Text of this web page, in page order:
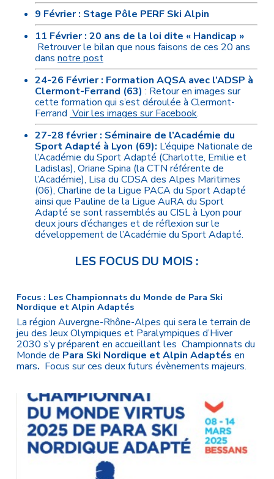
9 Février : Stage Pôle PERF Ski Alpin
11 Février : 20 ans de la loi dite « Handicap »
Retrouver le bilan que nous faisons de ces 20 ans
dans notre post
24-26 Février : Formation AQSA avec l’ADSP à
Clermont-Ferrand (63) : Retour en images sur
cette formation qui s’est déroulée à Clermont-
Ferrand Voir les images sur Facebook.
27-28 février : Séminaire de l’Académie du
Sport Adapté à Lyon (69): L’équipe Nationale de
l’Académie du Sport Adapté (Charlotte, Emilie et
Ladislas), Oriane Spina (la CTN référente de
l’Académie), Lisa du CDSA des Alpes Maritimes
(06), Charline de la Ligue PACA du Sport Adapté
ainsi que Pauline de la Ligue AuRA du Sport
Adapté se sont rassemblés au CISL à Lyon pour
deux jours d’échanges et de réflexion sur le
développement de l’Académie du Sport Adapté.
LES FOCUS DU MOIS :
Focus : Les Championnats du Monde de Para Ski
Nordique et Alpin Adaptés
La région Auvergne-Rhône-Alpes qui sera le terrain de
jeu des Jeux Olympiques et Paralympiques d’Hiver
2030 s’y préparent en accueillant les Championnats du
Monde de Para Ski Nordique et Alpin Adaptésen
mars. Focus sur ces deux futurs évènements majeurs.